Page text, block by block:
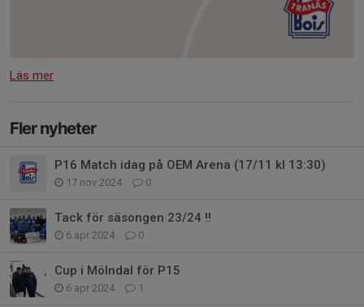
Läs mer
Fler nyheter
P16 Match idag på OEM Arena (17/11 kl 13:30)
17 nov 2024 0
Tack för säsongen 23/24 !!
6 apr 2024 0
Cup i Mölndal för P15
6 apr 2024 1